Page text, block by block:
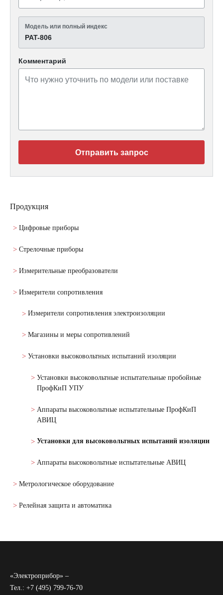
Модель или полный индекс
PAT-806
Комментарий
Отправить запрос
Продукция
Цифровые приборы
Стрелочные приборы
Измерительные преобразователи
Измерители сопротивления
Измерители сопротивления электроизоляции
Магазины и меры сопротивлений
Установки высоковольтных испытаний изоляции
Установки высоковольтные испытательные пробойные
ПрофКиП УПУ
Аппараты высоковольтные испытательные ПрофКиП
АВИЦ
Установки для высоковольтных испытаний изоляции
Аппараты высоковольтные испытательные АВИЦ
Метрологическое оборудование
Релейная защита и автоматика
«Электроприбор» –
Тел.: +7 (495) 799-76-70